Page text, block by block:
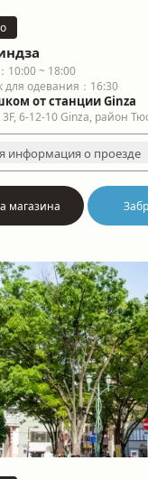
10:00 ~ 18:00
для одевания：16:30
от станции Ginza
6-12-10 Ginza, район
информация о проезде
магазина